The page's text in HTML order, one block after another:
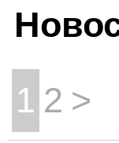
1 2 >